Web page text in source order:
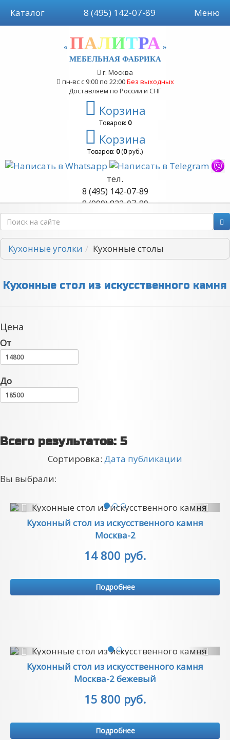
« ПАЛИТРА »
МЕБЕЛЬНАЯ ФАБРИКА
г. Москва
пн-вс с 9:00 по 22:00Без выходных
Доставляем по России и СНГ
Корзина
Товаров: 0
Корзина
Товаров: 0(0руб.)
тел.
8 (495) 142-07-89
8 (999) 822-07-89
Обратный звонок
Каталог 8 (495) 142-07-89 Меню
Кухонные уголки Кухонные столы
Кухонные стол из искусственного камня
Цена
От
До
Всего результатов: 5
Сортировка: Дата публикации
Вы выбрали:
Previous Next
Кухонный стол из искусственного камня
Москва-2
14 800 руб.
Подробнее
Previous Next
Кухонный стол из искусственного камня
Москва-2 бежевый
15 800 руб.
Подробнее